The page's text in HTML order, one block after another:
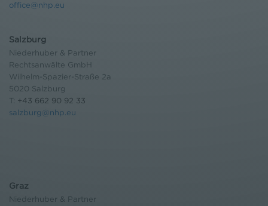
office@nhp.eu
Salzburg
Niederhuber & Partner
Rechtsanwälte GmbH
Wilhelm-Spazier-Straße 2a
5020 Salzburg
T: +43 662 90 92 33
salzburg@nhp.eu
Graz
Niederhuber & Partner